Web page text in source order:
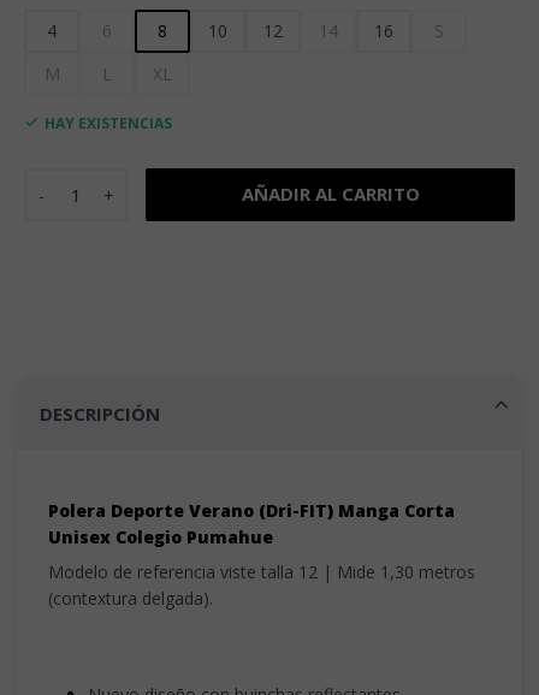
4 6 8 10 12 14 16
S
M
L XL
HAY EXISTENCIAS
Polera Deporte Verano (Dri-FIT) Manga Corta Unisex
AÑADIR AL CARRITO
DESCRIPCIÓN
Polera Deporte Verano (Dri-FIT) Manga Corta
Unisex Colegio Pumahue
Modelo de referencia viste talla 12 | Mide 1,30 metros
(contextura delgada).